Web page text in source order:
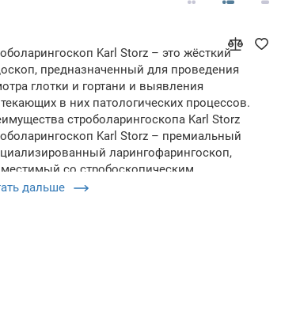
Karl Storz – это жёсткий
предназначенный для проведения
глотки и гортани и выявления
в них патологических процессов.
строболарингоскопа Karl Storz
Karl Storz – премиальный
ларингофарингоскоп,
со стробоскопическим
необходимым для
дальше